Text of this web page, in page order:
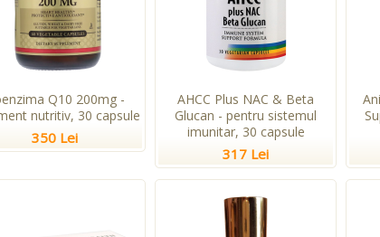
Q10 200mg -
nutritiv, 30 capsule
350 Lei
AHCC Plus NAC & Beta
Glucan - pentru sistemul
imunitar, 30 capsule
317 Lei